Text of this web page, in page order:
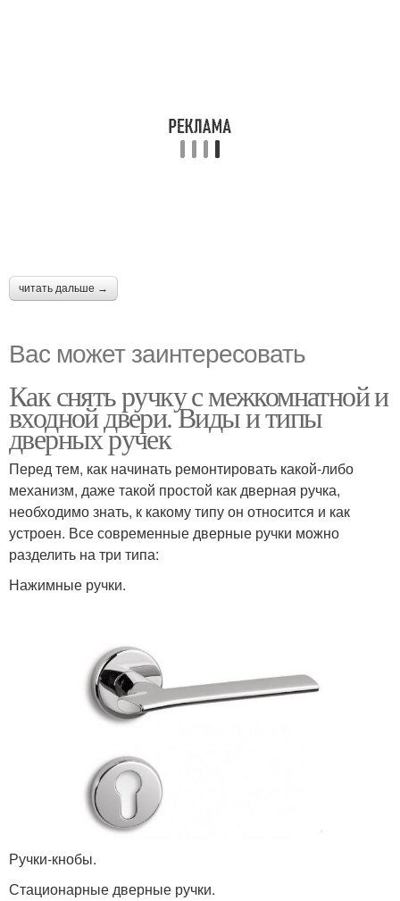
читать дальше →
Вас может заинтересовать
Как снять ручку с межкомнатной и
входной двери. Виды и типы
дверных ручек
Перед тем, как начинать ремонтировать какой-либо
механизм, даже такой простой как дверная ручка,
необходимо знать, к какому типу он относится и как
устроен. Все современные дверные ручки можно
разделить на три типа:
Нажимные ручки.
Ручки-кнобы.
Стационарные дверные ручки.